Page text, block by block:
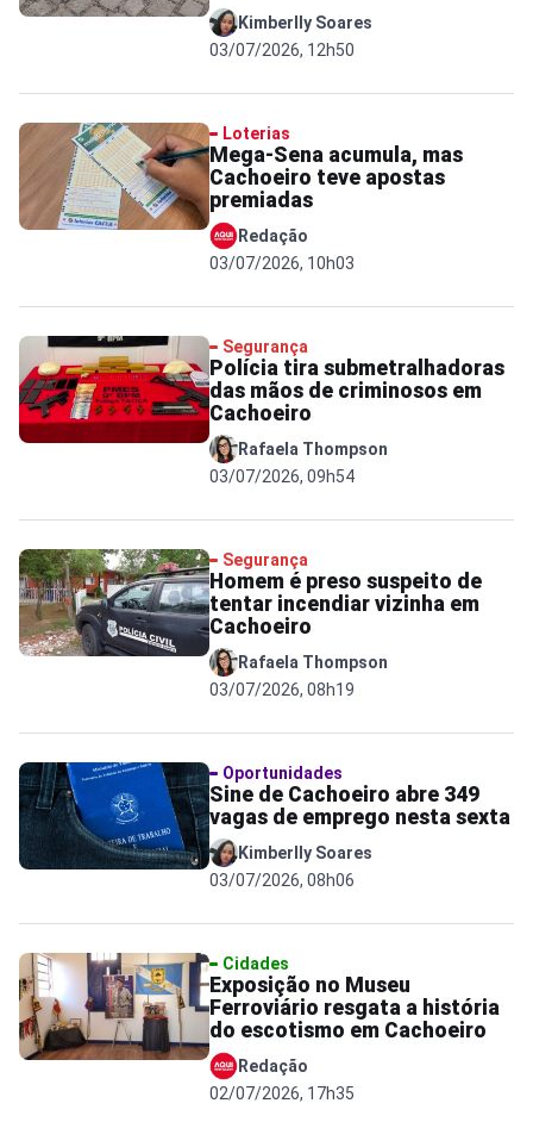
Kimberlly Soares
03/07/2026, 12h50
Loterias
Mega-Sena acumula, mas
Cachoeiro teve apostas
premiadas
Redação
03/07/2026, 10h03
Segurança
Polícia tira submetralhadoras
das mãos de criminosos em
Cachoeiro
Rafaela Thompson
03/07/2026, 09h54
Segurança
Homem é preso suspeito de
tentar incendiar vizinha em
Cachoeiro
Rafaela Thompson
03/07/2026, 08h19
Oportunidades
Sine de Cachoeiro abre 349
vagas de emprego nesta sexta
Kimberlly Soares
03/07/2026, 08h06
Cidades
Exposição no Museu
Ferroviário resgata a história
do escotismo em Cachoeiro
Redação
02/07/2026, 17h35